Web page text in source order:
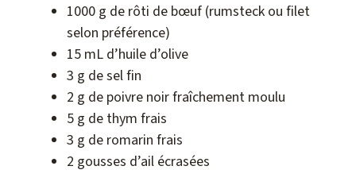
1000 g de rôti de bœuf (rumsteck ou filet
selon préférence)
15 mL d’huile d’olive
3 g de sel fin
2 g de poivre noir fraîchement moulu
5 g de thym frais
3 g de romarin frais
2 gousses d’ail écrasées